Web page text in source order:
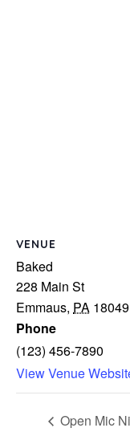
VENUE
Baked
228 Main St
Emmaus, PA 18049
Phone
(123) 456-7890
View Venue
Open Mic